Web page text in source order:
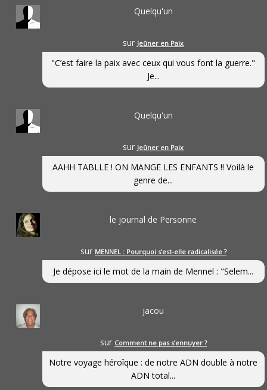
Quelqu'un
sur Jeûner en Paix
"C’est faire la paix avec ceux qui vous font la guerre."
Je...
Quelqu'un
sur Jeûner en Paix
AAHH TABLLE ! ON MANGE LES ENFANTS !! Voilà le
genre de...
le journal de Personne
sur MENNEL : Pourquoi s’est-elle radicalisée ?
Je dépose ici le mot de la main de Mennel : "Selem...
jacou
sur Comment ne pas s’ennuyer ?
Notre voyage héroîque : de notre ADN double à notre
ADN total...